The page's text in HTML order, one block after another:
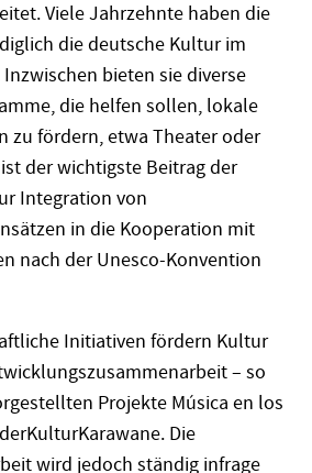
Viele Jahrzehnte haben die
die deutsche Kultur im
bieten sie diverse
die helfen sollen, lokale
zu fördern, etwa Theater oder
der wichtigste Beitrag der
Integration von
in die Kooperation mit
nach der Unesco-Konvention
Initiativen fördern Kultur
– so
Projekte Música en los
Die
wird jedoch ständig infrage